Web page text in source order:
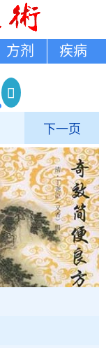
方剂 疾病
下一页